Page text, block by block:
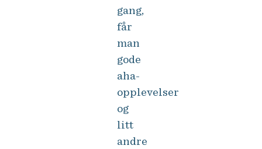
gang,
får
man
gode
aha-
opplevelser
og
litt
andre